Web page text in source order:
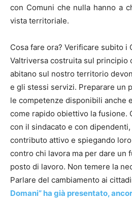
con Comuni che nulla hanno a
vista territoriale.
Cosa fare ora? Verificare subito i
Valtriversa costruita sul principio
abitano sul nostro territorio
e gli stessi servizi. Preparare un
le competenze disponibili anche
come rapido obiettivo la fusione.
con il sindacato e con
contributo attivo e spiegando
contro chi lavora ma per dare un
posto di lavoro. Non temere la
Parlare del cambiamento ai
Domani” ha già presentato,